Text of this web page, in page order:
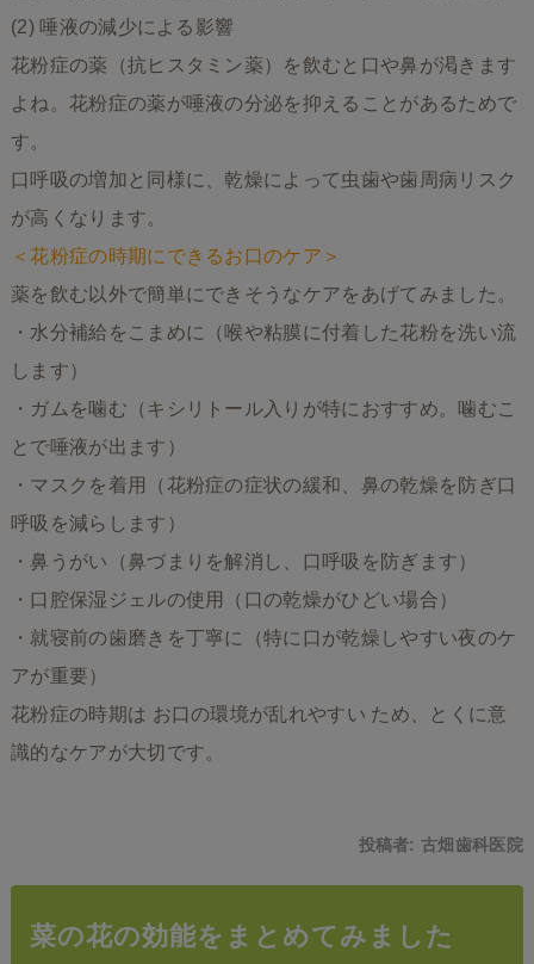
(2) 唾液の減少による影響
花粉症の薬（抗ヒスタミン薬）を飲むと口や鼻が渇きます
よね。花粉症の薬が唾液の分泌を抑えることがあるためで
す。
口呼吸の増加と同様に、乾燥によって虫歯や歯周病リスク
が高くなります。
＜花粉症の時期にできるお口のケア＞
薬を飲む以外で簡単にできそうなケアをあげてみました。
・水分補給をこまめに（喉や粘膜に付着した花粉を洗い流
します）
・ガムを噛む（キシリトール入りが特におすすめ。噛むこ
とで唾液が出ます）
・マスクを着用（花粉症の症状の緩和、鼻の乾燥を防ぎ口
呼吸を減らします）
・鼻うがい（鼻づまりを解消し、口呼吸を防ぎます）
・口腔保湿ジェルの使用（口の乾燥がひどい場合）
・就寝前の歯磨きを丁寧に（特に口が乾燥しやすい夜のケ
アが重要）
花粉症の時期は お口の環境が乱れやすい ため、とくに意
識的なケアが大切です。
投稿者:古畑歯科医院
菜の花の効能をまとめてみました